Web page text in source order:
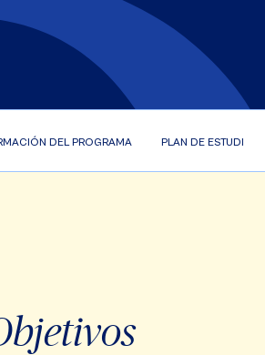
DEL PROGRAMA PLAN DE ESTUDIOS